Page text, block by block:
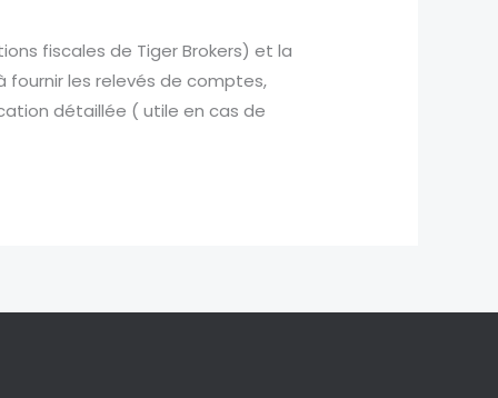
fiscales de Tiger Brokers) et la
fournir les relevés de comptes,
détaillée ( utile en cas de